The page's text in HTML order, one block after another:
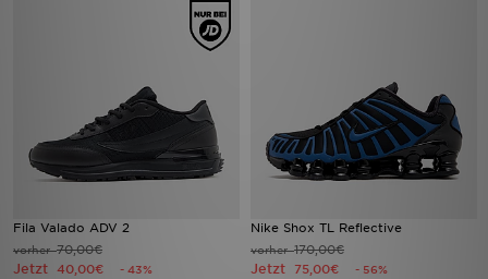
Fila Valado ADV 2
vorher70,00€
Jetzt 40,00€ - 43%
Nike Shox TL Reflective
vorher170,00€
Jetzt 75,00€ - 56%